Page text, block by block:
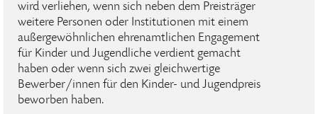
wird verliehen, wenn sich neben dem Preisträger
weitere Personen oder Institutionen mit einem
außergewöhnlichen ehrenamtlichen Engagement
für Kinder und Jugendliche verdient gemacht
haben oder wenn sich zwei gleichwertige
Bewerber/innen für den Kinder- und Jugendpreis
beworben haben.